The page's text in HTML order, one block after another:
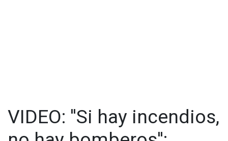
VIDEO: ''Si hay incendios,